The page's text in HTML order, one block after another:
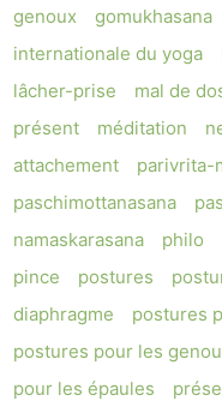
genoux
gomukhasana
internationale du yoga
lâcher-prise
mal de
présent
méditation
attachement
parivrita-
paschimottanasana
namaskarasana
philo
pince
postures
diaphragme
postures
postures pour les
pour les épaules